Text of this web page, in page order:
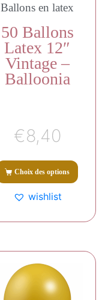
Ballons en latex
50 Ballons
Latex 12″
Vintage –
Balloonia
€8,40
Choix des options
wishlist